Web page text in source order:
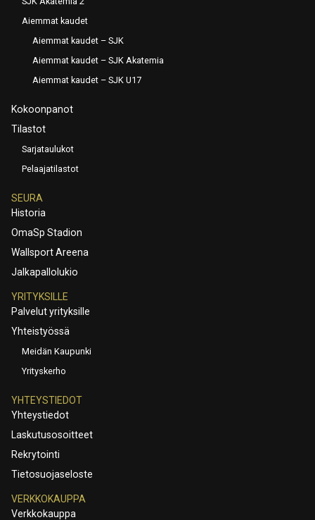
Aiemmat kaudet
Aiemmat kaudet – SJK
Aiemmat kaudet – SJK Akatemia
Aiemmat kaudet – SJK U17
Kokoonpanot
Tilastot
Sarjataulukot
Pelaajatilastot
SEURA
Historia
OmaSp Stadion
Wallsport Areena
Jalkapallolukio
YRITYKSILLE
Palvelut yrityksille
Yhteistyössä
Meidän Kaupunki
Yrityskerho
YHTEYSTIEDOT
Yhteystiedot
Laskutusosoitteet
Rekrytointi
Tietosuojaseloste
VERKKOKAUPPA
Verkkokauppa